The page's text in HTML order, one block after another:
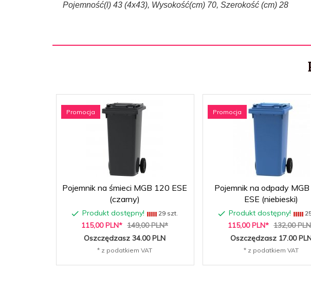
Pojemność(l) 43 (4x43), Wysokość(cm) 70, Szerokość (cm) 28
Promocja
Pojemnik na śmieci MGB 120 ESE
(czarny)
Produkt dostępny! 29 szt.
115,00 PLN* 149,00 PLN*
Oszczędzasz 34.00 PLN
* z podatkiem VAT
Promocja
Pojemnik na odpady
ESE (niebieski)
Produkt dostępny!
115,00 PLN* 132,00
Oszczędzasz 17.00
* z podatkiem VAT